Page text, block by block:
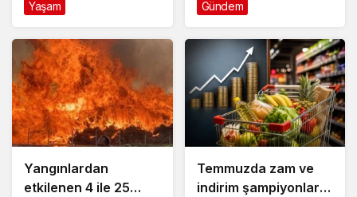
suçlamasıyla
gözaltında
Yaşam Gündem
Yangınlardan
etkilenen 4 ile 25
Temmuzda zam ve
indirim şampiyonları